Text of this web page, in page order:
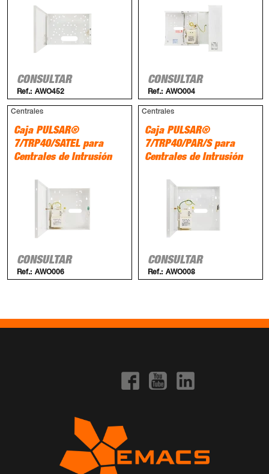
CONSULTAR
Ref.: AWO452
CONSULTAR
Ref.: AWO004
Centrales
Caja PULSAR®
7/TRP40/SATEL para
Centrales de Intrusión
CONSULTAR
Ref.: AWO006
Centrales
Caja PULSAR®
7/TRP40/PAR/S para
Centrales de Intrusión
CONSULTAR
Ref.: AWO008